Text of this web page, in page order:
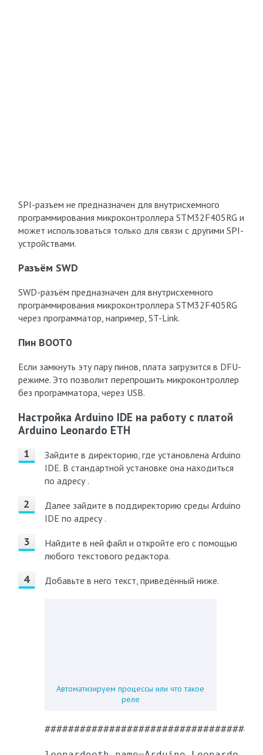
SPI-разъем не предназначен для внутрисхемного
программирования микроконтроллера STM32F405RG и
может использоваться только для связи с другими SPI-
устройствами.
Разъём SWD
SWD-разъём предназначен для внутрисхемного
программирования микроконтроллера STM32F405RG
через программатор, например, ST-Link.
Пин BOOT0
Если замкнуть эту пару пинов, плата загрузится в DFU-
режиме. Это позволит перепрошить микроконтроллер
без программатора, через USB.
Настройка Arduino IDE на работу с платой
Arduino Leonardo ETH
Зайдите в директорию, где установлена Arduino
IDE. В стандартной установке она находиться
по адресу .
Далее зайдите в поддиректорию среды Arduino
IDE по адресу .
Найдите в ней файл и откройте его с помощью
любого текстового редактора.
Добавьте в него текст, приведённый ниже.
Автоматизируем процессы или что такое
реле